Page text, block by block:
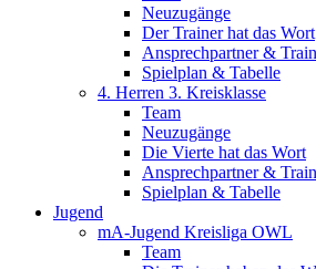
Neuzugänge
Der Trainer hat das Wort
Ansprechpartner &
Spielplan & Tabelle
4. Herren 3. Kreisklasse
Team
Neuzugänge
Die Vierte hat das Wort
Ansprechpartner &
Spielplan & Tabelle
Jugend
mA-Jugend Kreisliga OWL
Team